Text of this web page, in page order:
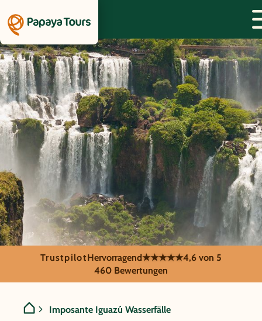
Argentinien - Imposante
TrustpilotHervorragend★★★★★4,6 von 5
460 Bewertungen
Imposante Iguazú Wasserfälle